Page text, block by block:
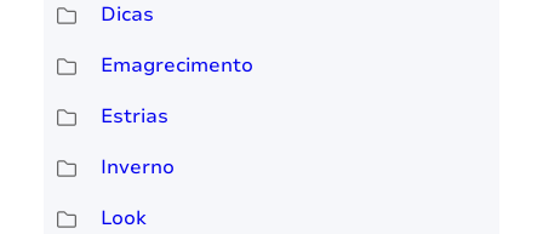
Dicas
Emagrecimento
Estrias
Inverno
Look